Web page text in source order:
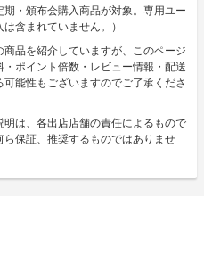
・頒布会購入商品が対象。専用ユー
含まれていません。）
品を紹介していますが、このページ
ポイント倍数・レビュー情報・配送
能性もございますのでご了承くださ
は、各出店店舗の責任によるもので
保証、推奨するものではありませ